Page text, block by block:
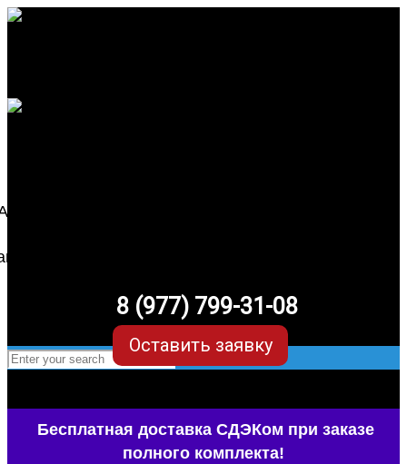
8 (977) 799-31-08
Оставить заявку
Бесплатная доставка СДЭКом при заказе
полного комплекта!